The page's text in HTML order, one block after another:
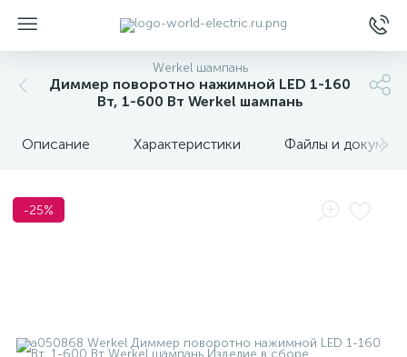
Werkel шампань
Диммер поворотно нажимной LED 1-160
Вт, 1-600 Вт Werkel шампань
Описание Характеристики Файлы и
-25%